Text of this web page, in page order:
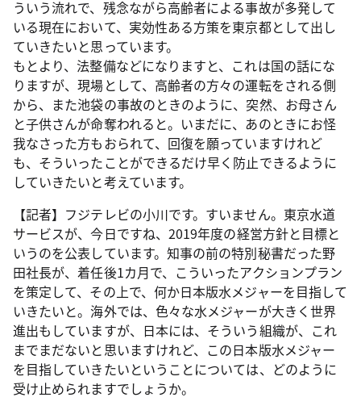
ういう流れで、残念ながら高齢者による事故が多発して
いる現在において、実効性ある方策を東京都として出し
ていきたいと思っています。
もとより、法整備などになりますと、これは国の話にな
りますが、現場として、高齢者の方々の運転をされる側
から、また池袋の事故のときのように、突然、お母さん
と子供さんが命奪われると。いまだに、あのときにお怪
我なさった方もおられて、回復を願っていますけれど
も、そういったことができるだけ早く防止できるように
していきたいと考えています。
【記者】フジテレビの小川です。すいません。東京水道
サービスが、今日ですね、2019年度の経営方針と目標と
いうのを公表しています。知事の前の特別秘書だった野
田社長が、着任後1カ月で、こういったアクションプラン
を策定して、その上で、何か日本版水メジャーを目指して
いきたいと。海外では、色々な水メジャーが大きく世界
進出もしていますが、日本には、そういう組織が、これ
までまだないと思いますけれど、この日本版水メジャー
を目指していきたいということについては、どのように
受け止められますでしょうか。